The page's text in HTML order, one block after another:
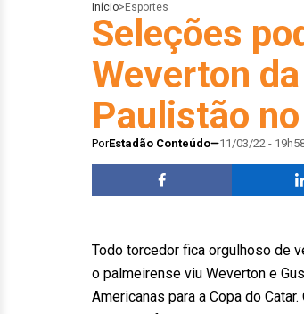
Início> Esportes
Seleções
Weverton
Paulistão
PorEstadão Conteúdo 11/03/22 -
Todo torcedor fica orgulhoso de
o palmeirense viu Weverton e
Americanas para a Copa do